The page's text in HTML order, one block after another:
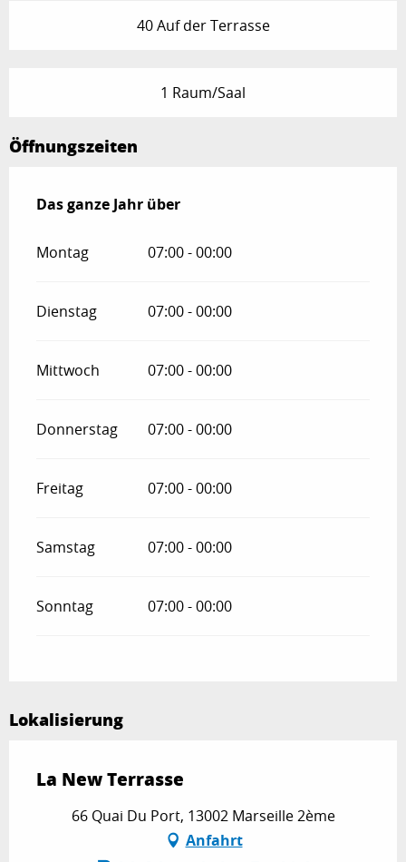
40 Auf der Terrasse
1 Raum/Saal
Öffnungszeiten
Das ganze Jahr über
Das ganze Jahr über
Montag 07:00 - 00:00
Dienstag 07:00 - 00:00
Mittwoch 07:00 - 00:00
Donnerstag 07:00 - 00:00
Freitag 07:00 - 00:00
Samstag 07:00 - 00:00
Sonntag 07:00 - 00:00
Lokalisierung
La New Terrasse
66 Quai Du Port, 13002 Marseille 2ème
Anfahrt